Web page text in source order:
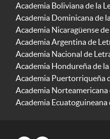
Academia Boliviana de la
Academia Dominicana de
Academia Nicaragüense
Academia Argentina de
Academia Nacional de
Academia Hondureña de
Academia Puertorriqueña
Academia Norteamericana
Academia Ecuatoguineana